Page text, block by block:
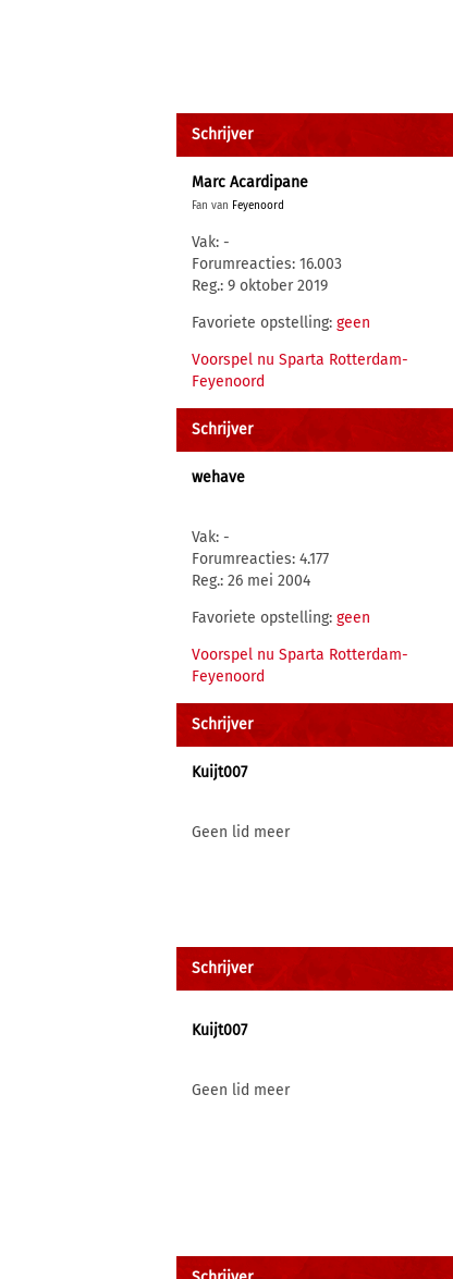
Schrijver
Marc Acardipane
Fan van Feyenoord
Vak: -
Forumreacties: 16.003
Reg.: 9 oktober 2019
Favoriete opstelling: geen
Voorspel nu Sparta Rotterdam-
Feyenoord
Schrijver
wehave
Vak: -
Forumreacties: 4.177
Reg.: 26 mei 2004
Favoriete opstelling: geen
Voorspel nu Sparta Rotterdam-
Feyenoord
Schrijver
Kuijt007
Geen lid meer
Schrijver
Kuijt007
Geen lid meer